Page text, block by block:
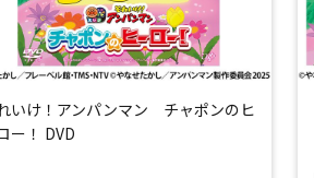
いけ！アンパンマン チャポンのヒ
ー！ DVD